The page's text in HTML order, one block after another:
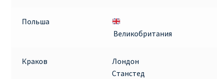
Польша
Великобритания
Краков
Лондон
Станстед